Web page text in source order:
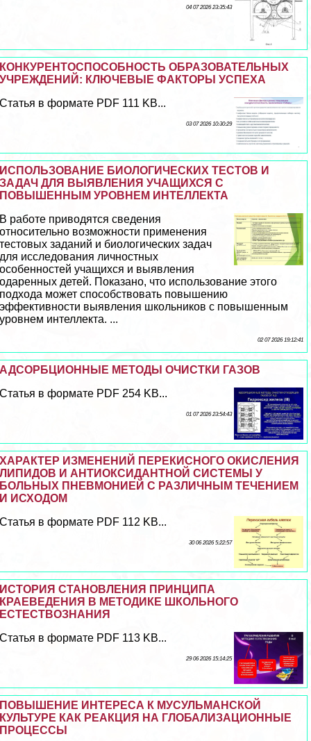
04 07 2026 23:35:43
КОНКУРЕНТОСПОСОБНОСТЬ ОБРАЗОВАТЕЛЬНЫХ
УЧРЕЖДЕНИЙ: КЛЮЧЕВЫЕ ФАКТОРЫ УСПЕХА
Статья в формате PDF 111 KB...
03 07 2026 10:30:29
ИСПОЛЬЗОВАНИЕ БИОЛОГИЧЕСКИХ ТЕСТОВ И
ЗАДАЧ ДЛЯ ВЫЯВЛЕНИЯ УЧАЩИХСЯ С
ПОВЫШЕННЫМ УРОВНЕМ ИНТЕЛЛЕКТА
В работе приводятся сведения
относительно возможности применения
тестовых заданий и биологических задач
для исследования личностных
особенностей учащихся и выявления
одаренных детей. Показано, что использование этого
подхода может способствовать повышению
эффективности выявления школьников с повышенным
уровнем интеллекта. ...
02 07 2026 19:12:41
АДСОРБЦИОННЫЕ МЕТОДЫ ОЧИСТКИ ГАЗОВ
Статья в формате PDF 254 KB...
01 07 2026 23:54:43
ХАРАКТЕР ИЗМЕНЕНИЙ ПЕРЕКИСНОГО ОКИСЛЕНИЯ
ЛИПИДОВ И АНТИОКСИДАНТНОЙ СИСТЕМЫ У
БОЛЬНЫХ ПНЕВМОНИЕЙ С РАЗЛИЧНЫМ ТЕЧЕНИЕМ
И ИСХОДОМ
Статья в формате PDF 112 KB...
30 06 2026 5:22:57
ИСТОРИЯ СТАНОВЛЕНИЯ ПРИНЦИПА
КРАЕВЕДЕНИЯ В МЕТОДИКЕ ШКОЛЬНОГО
ЕСТЕСТВОЗНАНИЯ
Статья в формате PDF 113 KB...
29 06 2026 15:14:25
ПОВЫШЕНИЕ ИНТЕРЕСА К МУСУЛЬМАНСКОЙ
КУЛЬТУРЕ КАК РЕАКЦИЯ НА ГЛОБАЛИЗАЦИОННЫЕ
ПРОЦЕССЫ